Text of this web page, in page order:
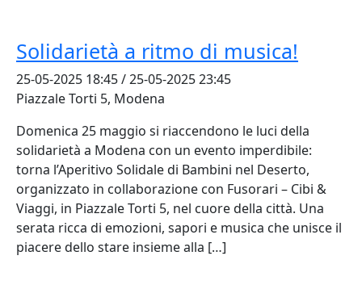
Solidarietà a ritmo di musica!
25-05-2025 18:45 / 25-05-2025 23:45
Piazzale Torti 5, Modena
Domenica 25 maggio si riaccendono le luci della
solidarietà a Modena con un evento imperdibile:
torna l’Aperitivo Solidale di Bambini nel Deserto,
organizzato in collaborazione con Fusorari – Cibi &
Viaggi, in Piazzale Torti 5, nel cuore della città. Una
serata ricca di emozioni, sapori e musica che unisce il
piacere dello stare insieme alla […]